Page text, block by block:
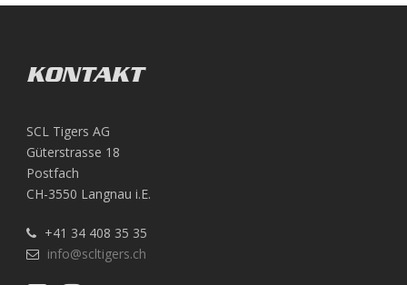
KONTAKT
SCL Tigers AG
Güterstrasse 18
Postfach
CH-3550 Langnau i.E.
+41 34 408 35 35
info@scltigers.ch